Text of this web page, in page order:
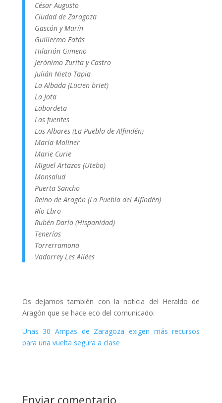
César Augusto
Ciudad de Zaragoza
Gascón y Marín
Guillermo Fatás
Hilarión Gimeno
Jerónimo Zurita y Castro
Julián Nieto Tapia
La Albada (Lucien briet)
La Jota
Labordeta
Las fuentes
Los Albares (La Puebla de Alfindén)
María Moliner
Marie Curie
Miguel Artazos (Utebo)
Monsalud
Puerta Sancho
Reino de Aragón (La Puebla del Alfindén)
Río Ebro
Rubén Darío (Hispanidad)
Tenerías
Torrerramona
Vadorrey Les Allées
Os dejamos también con la noticia del Heraldo de
Aragón que se hace eco del comunicado:
Unas 30 Ampas de Zaragoza exigen más recursos
para una vuelta segura a clase
Enviar comentario